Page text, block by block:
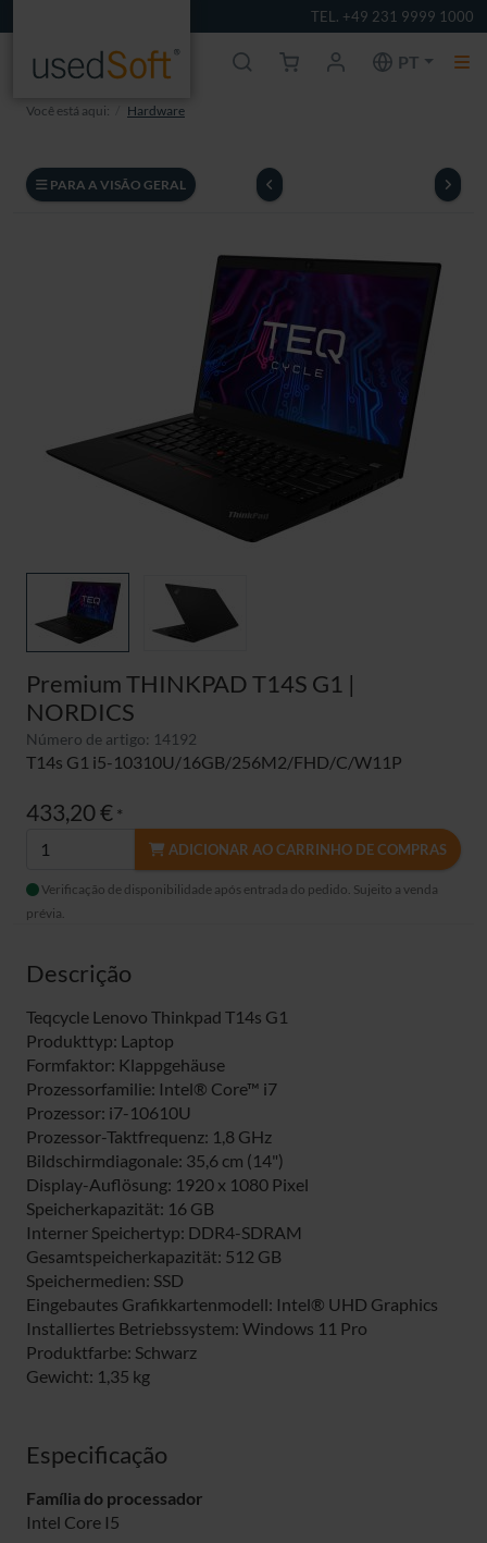
TEL. +49 231 9999 1000
PT
Você está aqui: Hardware
PARA A VISÃO GERAL
Premium THINKPAD T14S G1 |
NORDICS
Número de artigo: 14192
T14s G1 i5-10310U/16GB/256M2/FHD/C/W11P
433,20 € *
ADICIONAR AO CARRINHO DE COMPRAS
Verificação de disponibilidade após entrada do pedido. Sujeito a venda
prévia.
Descrição
Teqcycle Lenovo Thinkpad T14s G1
Produkttyp: Laptop
Formfaktor: Klappgehäuse
Prozessorfamilie: Intel® Core™ i7
Prozessor: i7-10610U
Prozessor-Taktfrequenz: 1,8 GHz
Bildschirmdiagonale: 35,6 cm (14")
Display-Auflösung: 1920 x 1080 Pixel
Speicherkapazität: 16 GB
Interner Speichertyp: DDR4-SDRAM
Gesamtspeicherkapazität: 512 GB
Speichermedien: SSD
Eingebautes Grafikkartenmodell: Intel® UHD Graphics
Installiertes Betriebssystem: Windows 11 Pro
Produktfarbe: Schwarz
Gewicht: 1,35 kg
Especificação
Família do processador
Intel Core I5